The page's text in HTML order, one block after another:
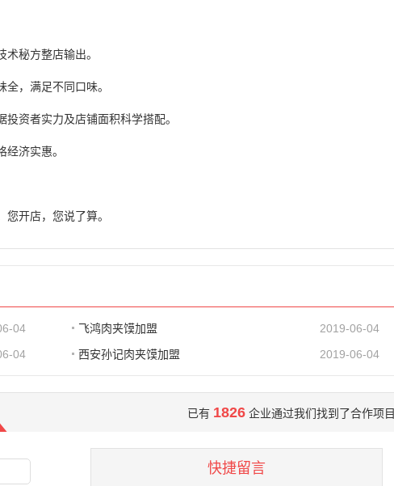
秘方整店输出。
，满足不同口味。
资者实力及店铺面积科学搭配。
济实惠。
开店，您说了算。
04 飞鸿肉夹馍加盟
2019-06-04
04 西安孙记肉夹馍加盟 2019-06-04
已有 1826 企业通过我们找到了合作项目
快捷留言